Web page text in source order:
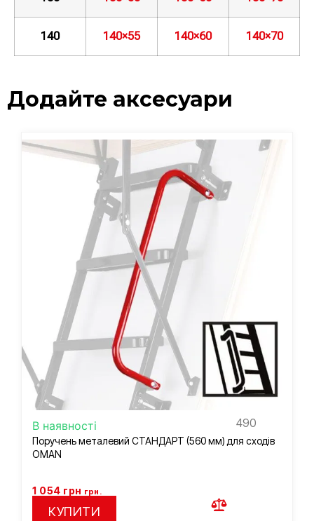
140 140×55 140×60 140×70
Додайте аксесуари
В наявності 490
Поручень металевий СТАНДАРТ (560 мм) для сходів
OMAN
1 054 грн грн.
КУПИТИ